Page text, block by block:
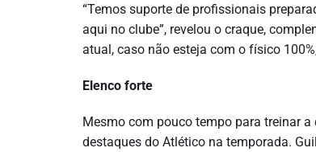
“Temos suporte de profissionais
aqui no clube”, revelou o craque,
atual, caso não esteja com o físico
Elenco forte
Mesmo com pouco tempo para treinar
destaques do Atlético na temporada.